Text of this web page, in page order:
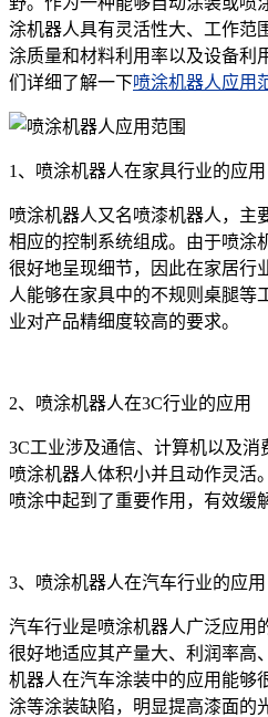
涂机器人具有灵活性大、工作范
涂质量和材料利用率以及设备利
们详细了解一下喷涂机器人应用
1、喷涂机器人在家具行业的应用
喷涂机器人又名喷漆机器人，主
相应的控制系统组成。由于喷涂
很好地呈现细节，因此在家居行
人能够在家具中的不规则桌腿等
业对产品精细度较高的要求。
2、喷涂机器人在3C行业的应用
3C工业涉及通信、计算机以及
喷涂机器人体积小并且动作灵活
喷涂中起到了重要作用，有效缓
3、喷涂机器人在汽车行业的应用
汽车行业是喷涂机器人广泛应用
很好地适应其产量大、利润率高
机器人在汽车涂装中的应用能够
涂等涂装缺陷，明显提高漆面的